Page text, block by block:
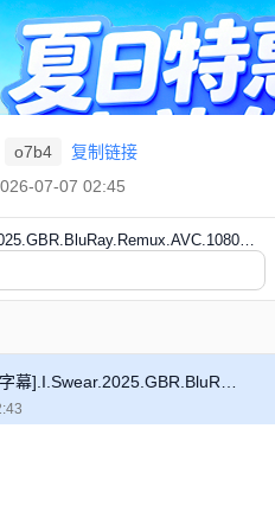
o7b4
复制链接
07-07 02:45